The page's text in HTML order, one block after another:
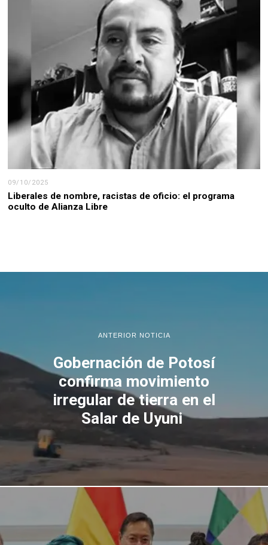
09/10/2025
Liberales de nombre, racistas de oficio: el programa
oculto de Alianza Libre
ANTERIOR NOTICIA
Gobernación de Potosí
confirma movimiento
irregular de tierra en el
Salar de Uyuni